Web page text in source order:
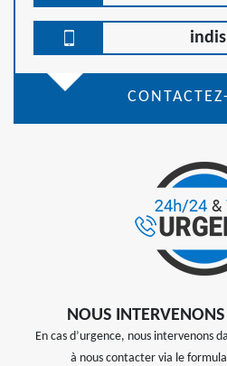
NOUS
En cas d’urgence, nous intervenons
à nous contacter via le